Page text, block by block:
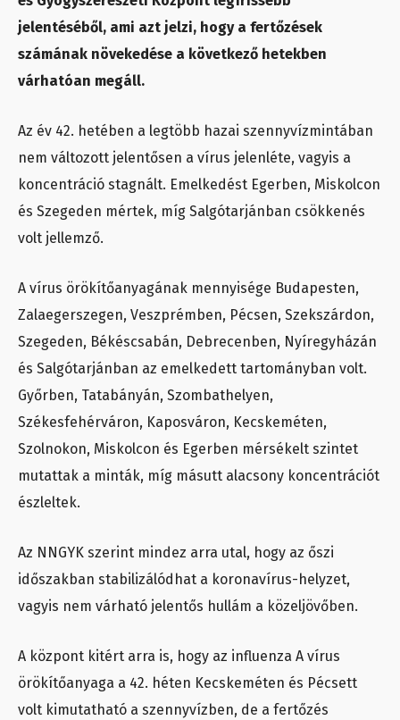
jelentéséből, ami azt jelzi, hogy a fertőzések
számának növekedése a következő hetekben
várhatóan megáll.
Az év 42. hetében a legtöbb hazai szennyvízmintában
nem változott jelentősen a vírus jelenléte, vagyis a
koncentráció stagnált. Emelkedést Egerben, Miskolcon
és Szegeden mértek, míg Salgótarjánban csökkenés
volt jellemző.
A vírus örökítőanyagának mennyisége Budapesten,
Zalaegerszegen, Veszprémben, Pécsen, Szekszárdon,
Szegeden, Békéscsabán, Debrecenben, Nyíregyházán
és Salgótarjánban az emelkedett tartományban volt.
Győrben, Tatabányán, Szombathelyen,
Székesfehérváron, Kaposváron, Kecskeméten,
Szolnokon, Miskolcon és Egerben mérsékelt szintet
mutattak a minták, míg másutt alacsony koncentrációt
észleltek.
Az NNGYK szerint mindez arra utal, hogy az őszi
időszakban stabilizálódhat a koronavírus-helyzet,
vagyis nem várható jelentős hullám a közeljövőben.
A központ kitért arra is, hogy az influenza A vírus
örökítőanyaga a 42. héten Kecskeméten és Pécsett
volt kimutatható a szennyvízben, de a fertőzés